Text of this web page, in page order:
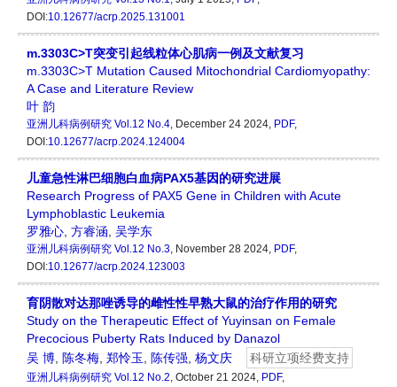
DOI:10.12677/acrp.2025.131001
m.3303C>T突变引起线粒体心肌病一例及文献复习
m.3303C>T Mutation Caused Mitochondrial Cardiomyopathy:
A Case and Literature Review
叶 韵
亚洲儿科病例研究 Vol.12 No.4, December 24 2024, PDF,
DOI:10.12677/acrp.2024.124004
儿童急性淋巴细胞白血病PAX5基因的研究进展
Research Progress of PAX5 Gene in Children with Acute
Lymphoblastic Leukemia
罗雅心 方睿涵 吴学东
亚洲儿科病例研究 Vol.12 No.3, November 28 2024, PDF,
DOI:10.12677/acrp.2024.123003
育阴散对达那唑诱导的雌性性早熟大鼠的治疗作用的研究
Study on the Therapeutic Effect of Yuyinsan on Female
Precocious Puberty Rats Induced by Danazol
吴 博
陈冬梅 郑怜玉 陈传强 杨文庆 科研立项经费支持
亚洲儿科病例研究 Vol.12 No.2, October 21 2024, PDF,